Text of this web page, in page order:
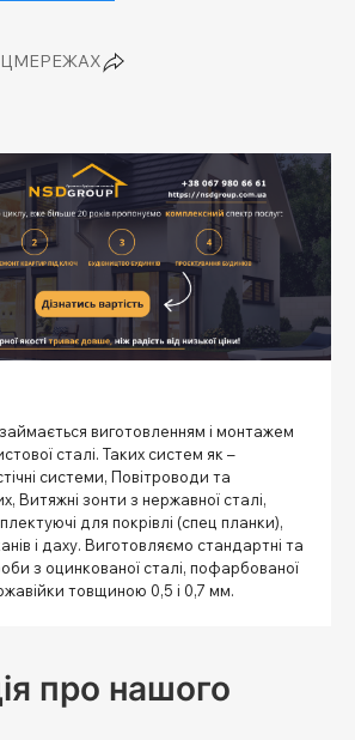
виготовленням і монтажем
сталі. Таких систем як –
системи, Повітроводи та
Витяжні зонти з нержавної сталі,
для покрівлі (спец планки),
і даху. Виготовляємо стандартні та
з оцинкованої сталі, пофарбованої
товщиною 0,5 і 0,7 мм.
про нашого